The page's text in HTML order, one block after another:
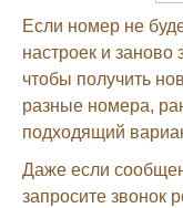
Если номер не
настроек и
чтобы получить
разные номера,
подходящий
Даже если
запросите звонок